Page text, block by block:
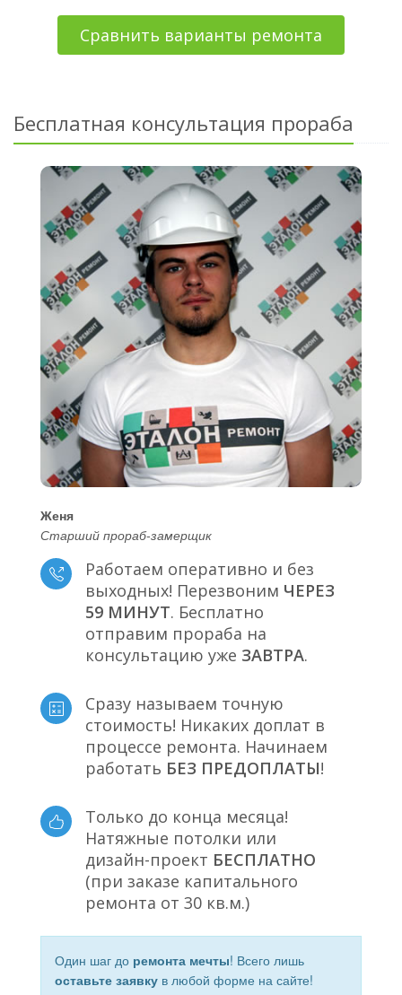
Сравнить варианты ремонта
Бесплатная консультация прораба
Женя
Старший прораб-замерщик
Работаем оперативно и без
выходных! Перезвоним ЧЕРЕЗ
59 МИНУТ. Бесплатно
отправим прораба на
консультацию уже ЗАВТРА.
Сразу называем точную
стоимость! Никаких доплат в
процессе ремонта. Начинаем
работать БЕЗ ПРЕДОПЛАТЫ!
Только до конца месяца!
Натяжные потолки или
дизайн-проект БЕСПЛАТНО
(при заказе капитального
ремонта от 30 кв.м.)
Один шаг до ремонта мечты! Всего лишь
оставьте заявку в любой форме на сайте!